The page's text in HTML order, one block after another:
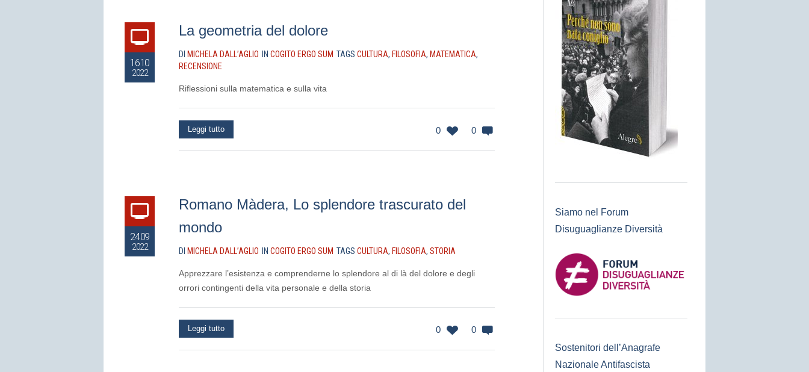
16.10
2022
La geometria del dolore
DI MICHELA DALL’AGLIO IN COGITO ERGO SUM TAGS CULTURA, FILOSOFIA, MATEMATICA,
RECENSIONE
Riflessioni sulla matematica e sulla vita
0 0
Leggi tutto
24.09
2022
Romano Màdera, Lo splendore trascurato del
mondo
DI MICHELA DALL’AGLIO IN COGITO ERGO SUM TAGS CULTURA, FILOSOFIA, STORIA
Apprezzare l’esistenza e comprenderne lo splendore al di là del dolore e degli
orrori contingenti della vita personale e della storia
0 0
Leggi tutto
Siamo nel Forum
Disuguaglianze Diversità
Sostenitori dell’Anagrafe
Nazionale Antifascista